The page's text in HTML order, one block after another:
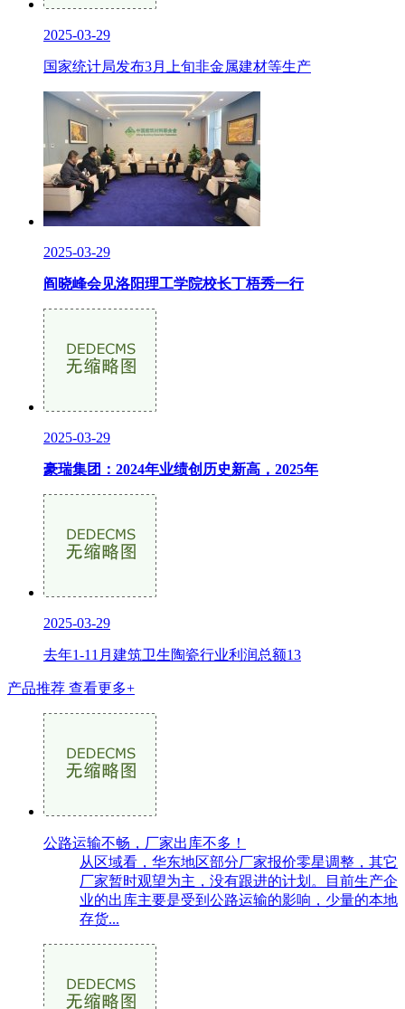
2025-03-29
国家统计局发布3月上旬非金属建材等生产
2025-03-29
阎晓峰会见洛阳理工学院校长丁梧秀一行
2025-03-29
豪瑞集团：2024年业绩创历史新高，2025年
2025-03-29
去年1-11月建筑卫生陶瓷行业利润总额13
产品推荐 查看更多+
公路运输不畅，厂家出库不多！
从区域看，华东地区部分厂家报价零星调整，其它
厂家暂时观望为主，没有跟进的计划。目前生产企
业的出库主要是受到公路运输的影响，少量的本地
存货...